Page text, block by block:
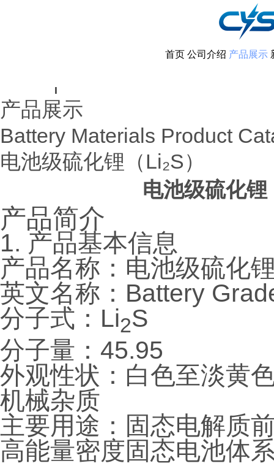
首页 公司介绍 产品展示
|
产品展示
Battery Materials Product
​电池级硫化锂（Li₂S）
电池级硫化
产品简介
1. 产品基本信息
产品名称：电池级硫化
英文名称：Battery
分子式：Li2S
分子量：45.95
外观性状：白色至淡黄
机械杂质
主要用途：固态电解质
高能量密度固态电池体